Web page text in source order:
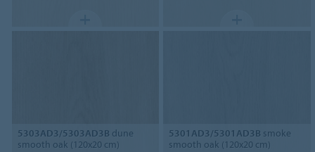
5303AD3/5303AD3B dune
smooth oak (120x20 cm)
5301AD3/5301AD3B smoke
smooth oak (120x20 cm)